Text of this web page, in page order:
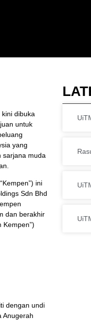
dibuka
untuk
yang
sarjana muda
ini
Sdn Bhd
dan berakhir
Kempen”)
dengan undi
Anugerah